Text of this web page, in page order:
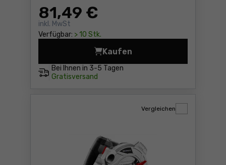
81,49 €
inkl. MwSt
Verfügbar: > 10 Stk.
Bei Ihnen in 3-5 Tagen
Gratisversand
Kaufen
Handkreissäge Graphite
Vergleichen